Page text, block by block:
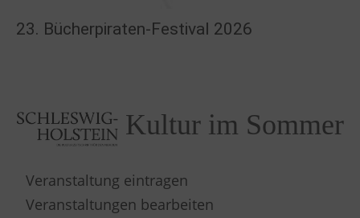
23. Bücherpiraten-Festival 2026
Kultur im Sommer
Veranstaltung eintragen
Veranstaltungen bearbeiten